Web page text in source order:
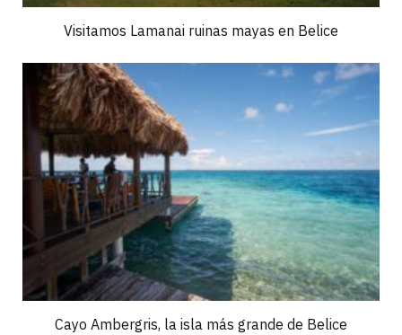
Visitamos Lamanai ruinas mayas en Belice
Cayo Ambergris, la isla más grande de Belice